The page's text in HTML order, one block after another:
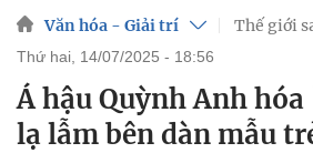
Văn hóa - Giải trí Thế giới
thứ hai, 14/07/2025 - 18:56
Á hậu Quỳnh Anh
lạ lẫm bên dàn mẫu